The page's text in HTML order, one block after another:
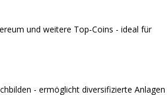
und weitere Top‑Coins - ideal für
- ermöglicht diversifizierte Anlagen